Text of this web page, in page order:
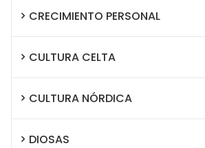
CRECIMIENTO PERSONAL
CULTURA CELTA
CULTURA NÓRDICA
DIOSAS